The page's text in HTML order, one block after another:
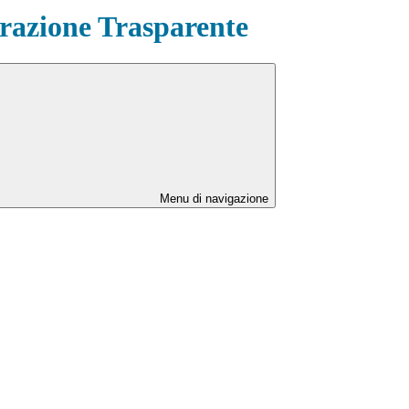
Trasparente
Menu di navigazione